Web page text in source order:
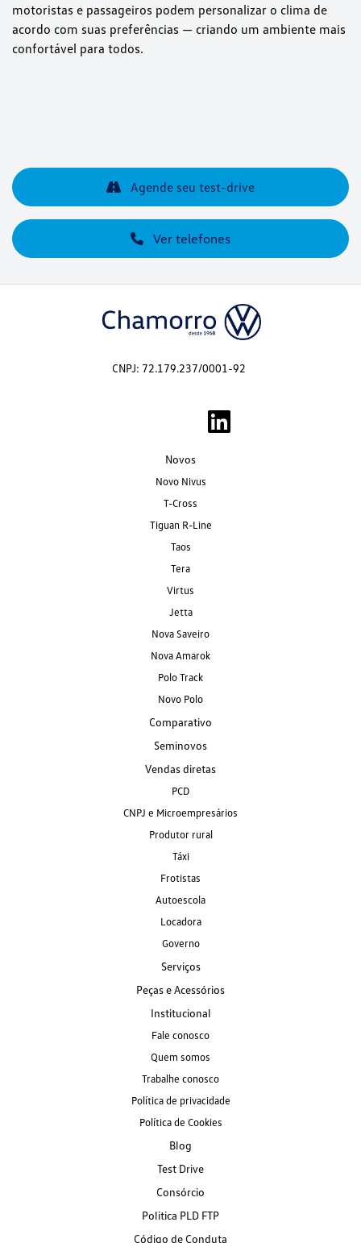
motoristas e passageiros podem personalizar o clima de
acordo com suas preferências — criando um ambiente mais
confortável para todos.
Ver telefones
Agende seu test-drive
CNPJ: 72.179.237/0001-92
Novos
Novo Nivus
T-Cross
Tiguan R-Line
Taos
Tera
Virtus
Jetta
Nova Saveiro
Nova Amarok
Polo Track
Novo Polo
Comparativo
Seminovos
Vendas diretas
PCD
CNPJ e Microempresários
Produtor rural
Táxi
Frotistas
Autoescola
Locadora
Governo
Serviços
Peças e Acessórios
Institucional
Fale conosco
Quem somos
Trabalhe conosco
Política de privacidade
Política de Cookies
Blog
Test Drive
Consórcio
Politica PLD FTP
Código de Conduta